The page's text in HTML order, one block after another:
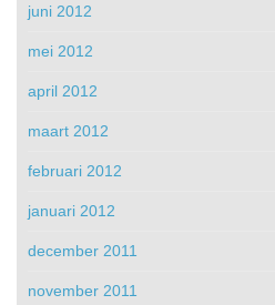
juni 2012
mei 2012
april 2012
maart 2012
februari 2012
januari 2012
december 2011
november 2011